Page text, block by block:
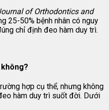
of Orthodontics and
25-50% bệnh nhân có nguy
chỉ định đeo hàm duy trì.
hợp cụ thể, nhưng không
hàm duy trì suốt đời. Dưới